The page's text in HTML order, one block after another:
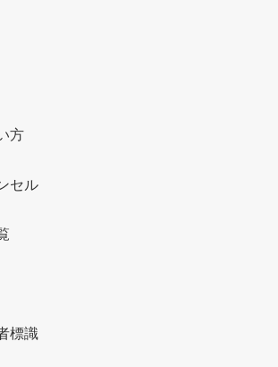
方
セル
標識